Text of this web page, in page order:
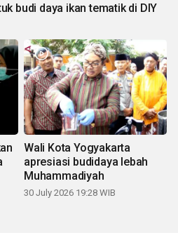
budi daya ikan tematik di DIY
Wali Kota Yogyakarta
apresiasi budidaya lebah
Muhammadiyah
30 July 2026 19:28 WIB